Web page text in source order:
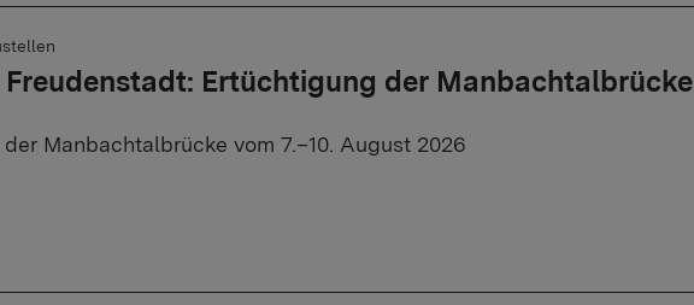
Freudenstadt: Ertüchtigung der Manbachtalbrücke
Manbachtalbrücke vom 7.–10. August 2026